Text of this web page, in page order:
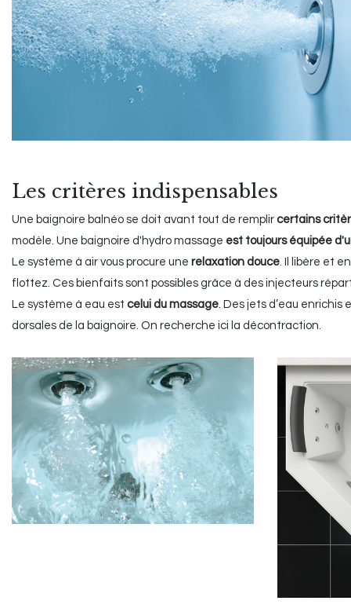
Les critères indispensables
Une baignoire balnéo se doit avant tout de remplir certains
modèle. Une baignoire d'hydro massage est toujours équipée
Le système à air vous procure une relaxation douce . Il libère et
flottez. Ces bienfaits sont possibles grâce à des injecteurs
Le système à eau est celui du massage . Des jets d’eau
dorsales de la baignoire. On recherche ici la décontraction.